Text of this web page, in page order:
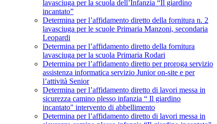
lavasciuga per la scuola dell’Infanzia “Il giardino
incantato”
Determina per l’affidamento diretto della fornitura n. 2
lavasciuga per le scuole Primaria Manzoni, secondaria
Leopardi
Determina per l’affidamento diretto della fornitura
lavasciuga per la scuola Primaria Rodari
Determina per l’affidamento diretto per proroga servizio
assistenza informatica servizio Junior on-site e per
l’attività Senior
Determina per l’affidamento diretto di lavori messa in
sicurezza camino plesso infanzia “ Il giardino
incantato" intervento di abbellimento
Determina per l’affidamento diretto di lavori messa in